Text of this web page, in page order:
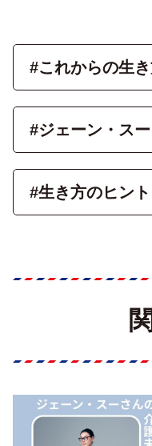
#これからの生
#ジェーン・スー
#生き方のヒント